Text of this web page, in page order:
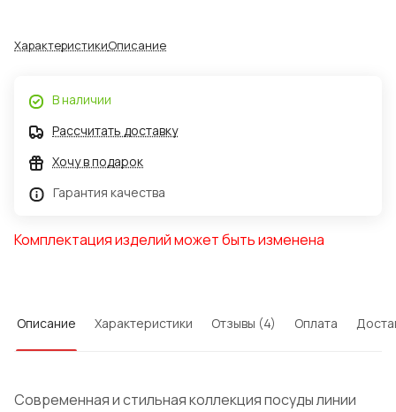
ХарактеристикиОписание
В наличии
Рассчитать доставку
Хочу в подарок
Гарантия качества
Комплектация изделий может быть изменена
Описание Характеристики Отзывы (4) Оплата
Современная и стильная коллекция посуды линии